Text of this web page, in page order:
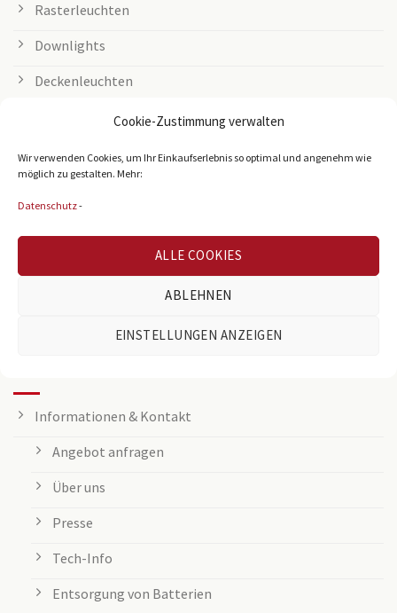
Cookie-Zustimmung verwalten
Wir verwenden Cookies, um Ihr Einkaufserlebnis so optimal und angenehm wie
möglich zu gestalten. Mehr:
Datenschutz-
ALLE COOKIES
ABLEHNEN
EINSTELLUNGEN ANZEIGEN
Rasterleuchten
Downlights
Deckenleuchten
Tischleuchten
Grow Lampen
Informationen & Kontakt
Angebot anfragen
Über uns
Presse
Tech-Info
Entsorgung von Batterien